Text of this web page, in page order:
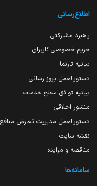
اطلاع‌رسانی
راهبرد مشارکتی
حریم خصوصی کاربران
بیانیه تارنما
دستورالعمل بروز رسانی
بیانیه توافق سطح خدمات
منشور اخلاقی
دستورالعمل مدیریت تعارض منافع
نقشه سایت
مناقصه و مزایده
سامانه‌ها